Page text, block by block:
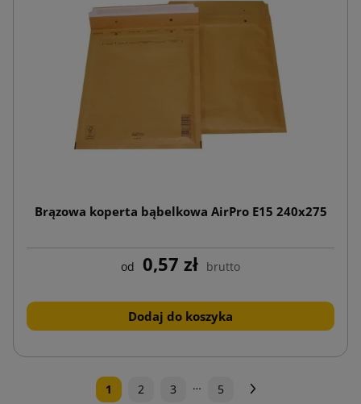
Brązowa koperta bąbelkowa AirPro E15 240x275
od 0,57 zł brutto
Dodaj do koszyka
1 2 3 … 5